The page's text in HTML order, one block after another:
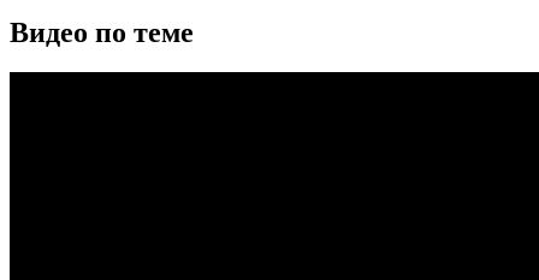
Видео по теме